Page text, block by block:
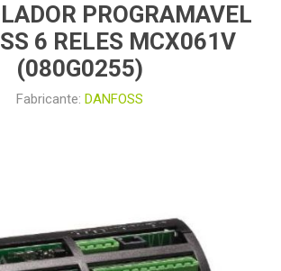
PROGRAMAVEL
6 RELES MCX061V
(080G0255)
Fabricante: DANFOSS